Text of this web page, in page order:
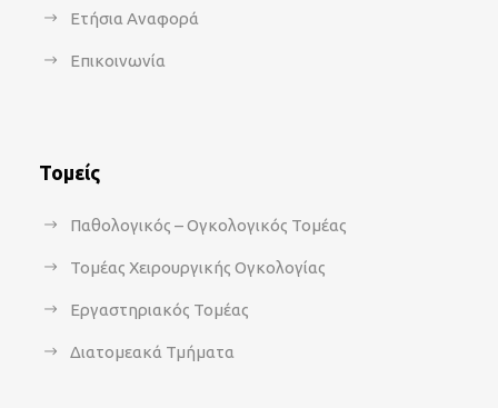
Ετήσια Αναφορά
Επικοινωνία
Τομείς
Παθολογικός – Ογκολογικός Τομέας
Τομέας Χειρουργικής Ογκολογίας
Εργαστηριακός Τομέας
Διατομεακά Τμήματα